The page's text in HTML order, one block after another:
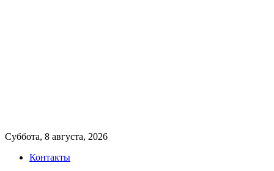
Суббота, 8 августа, 2026
Контакты